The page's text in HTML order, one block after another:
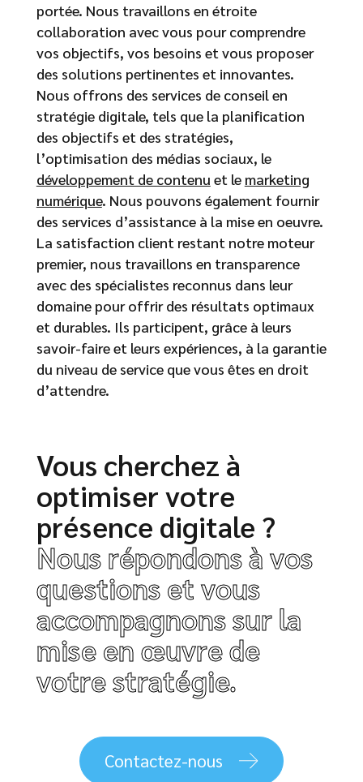
portée. Nous travaillons en étroite
collaboration avec vous pour comprendre
vos objectifs, vos besoins et vous proposer
des solutions pertinentes et innovantes.
Nous offrons des services de conseil en
stratégie digitale, tels que la planification
des objectifs et des stratégies,
l’optimisation des médias sociaux, le
développement de contenu et le marketing
numérique. Nous pouvons également fournir
des services d’assistance à la mise en oeuvre.
La satisfaction client restant notre moteur
premier, nous travaillons en transparence
avec des spécialistes reconnus dans leur
domaine pour offrir des résultats optimaux
et durables. Ils participent, grâce à leurs
savoir-faire et leurs expériences, à la garantie
du niveau de service que vous êtes en droit
d’attendre.
Vous cherchez à
optimiser votre
présence digitale ?
Nous répondons à vos
questions et vous
accompagnons sur la
mise en œuvre de
votre stratégie.
Contactez-nous